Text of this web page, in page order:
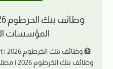
المؤسسات
وظائف